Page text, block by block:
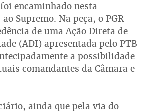
encaminhado nesta
Supremo. Na peça, o PGR
de uma Ação Direta de
(ADI) apresentada pelo PTB
a possibilidade
comandantes da Câmara e
ainda que pela via do